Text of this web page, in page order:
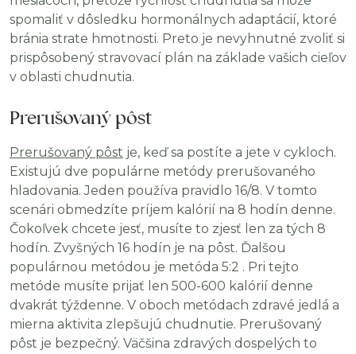
spomaliť v dôsledku hormonálnych adaptácií, ktoré
bránia strate hmotnosti. Preto je nevyhnutné zvoliť si
prispôsobený stravovací plán na základe vašich cieľov
v oblasti chudnutia.
Prerušovaný pôst
Prerušovaný pôst je, keď sa postíte a jete v cykloch.
Existujú dve populárne metódy prerušovaného
hladovania. Jeden používa pravidlo 16/8. V tomto
scenári obmedzíte príjem kalórií na 8 hodín denne.
Čokoľvek chcete jesť, musíte to zjesť len za tých 8
hodín. Zvyšných 16 hodín je na pôst. Ďalšou
populárnou metódou je metóda 5:2 . Pri tejto
metóde musíte prijať len 500-600 kalórií denne
dvakrát týždenne. V oboch metódach zdravé jedlá a
mierna aktivita zlepšujú chudnutie. Prerušovaný
pôst je bezpečný. Väčšina zdravých dospelých to